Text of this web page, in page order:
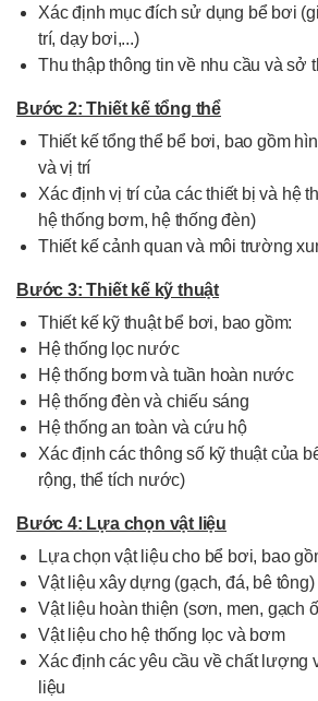
Xác định mục đích sử dụng bể bơi
trí, dạy bơi,...)
Thu thập thông tin về nhu cầu và sở
Bước 2: Thiết kế tổng thể
Thiết kế tổng thể bể bơi, bao gồm
và vị trí
Xác định vị trí của các thiết bị và hệ
hệ thống bơm, hệ thống đèn)
Thiết kế cảnh quan và môi trường
Bước 3: Thiết kế kỹ thuật
Thiết kế kỹ thuật bể bơi, bao gồm:
Hệ thống lọc nước
Hệ thống bơm và tuần hoàn nước
Hệ thống đèn và chiếu sáng
Hệ thống an toàn và cứu hộ
Xác định các thông số kỹ thuật của
rộng, thể tích nước)
Bước 4: Lựa chọn vật liệu
Lựa chọn vật liệu cho bể bơi, bao
Vật liệu xây dựng (gạch, đá, bê tông)
Vật liệu hoàn thiện (sơn, men, gạch
Vật liệu cho hệ thống lọc và bơm
Xác định các yêu cầu về chất lượng
liệu